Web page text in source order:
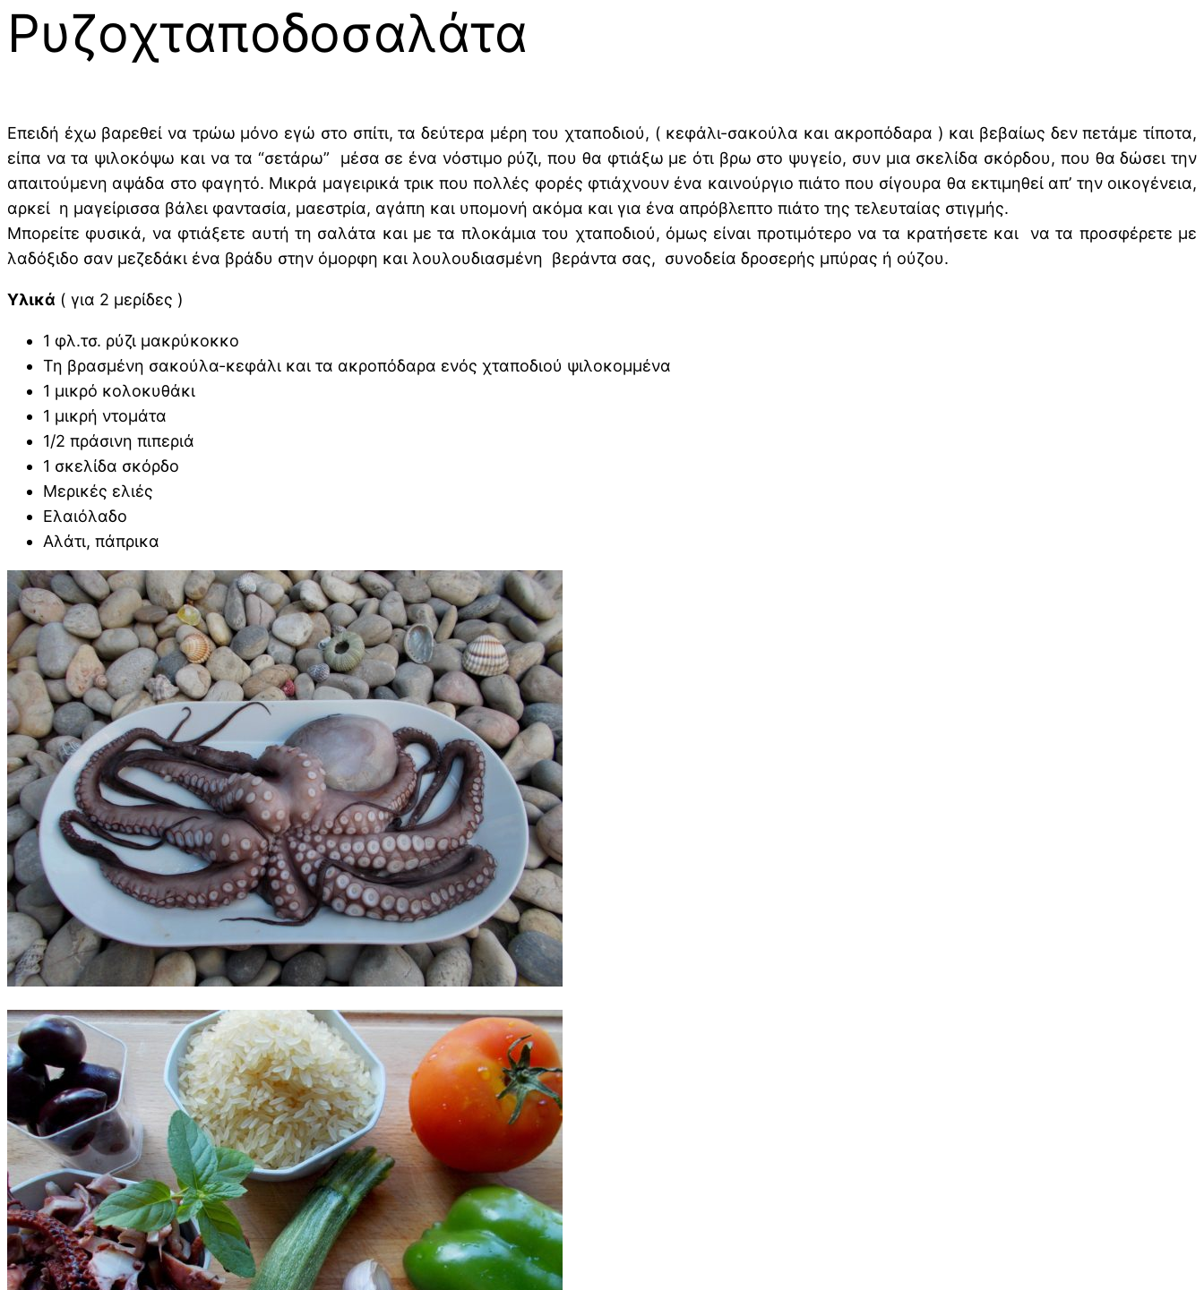
Ρυζοχταποδοσαλάτα
Επειδή έχω βαρεθεί να τρώω μόνο εγώ στο σπίτι, τα δεύτερα μέρη του χταποδιού, ( κεφάλι-σακούλα και ακροπόδαρα ) και βεβαίως δεν πετάμε τίποτα,
είπα να τα ψιλοκόψω και να τα “σετάρω” μέσα σε ένα νόστιμο ρύζι, που θα φτιάξω με ότι βρω στο ψυγείο, συν μια σκελίδα σκόρδου, που θα δώσει την
απαιτούμενη αψάδα στο φαγητό. Μικρά μαγειρικά τρικ που πολλές φορές φτιάχνουν ένα καινούργιο πιάτο που σίγουρα θα εκτιμηθεί απ’ την οικογένεια,
αρκεί η μαγείρισσα βάλει φαντασία, μαεστρία, αγάπη και υπομονή ακόμα και για ένα απρόβλεπτο πιάτο της τελευταίας στιγμής.
Μπορείτε φυσικά, να φτιάξετε αυτή τη σαλάτα και με τα πλοκάμια του χταποδιού, όμως είναι προτιμότερο να τα κρατήσετε και να τα προσφέρετε με
λαδόξιδο σαν μεζεδάκι ένα βράδυ στην όμορφη και λουλουδιασμένη βεράντα σας, συνοδεία δροσερής μπύρας ή ούζου.
Υλικά ( για 2 μερίδες )
1 φλ.τσ. ρύζι μακρύκοκκο
Τη βρασμένη σακούλα-κεφάλι και τα ακροπόδαρα ενός χταποδιού ψιλοκομμένα
1 μικρό κολοκυθάκι
1 μικρή ντομάτα
1/2 πράσινη πιπεριά
1 σκελίδα σκόρδο
Μερικές ελιές
Ελαιόλαδο
Αλάτι, πάπρικα